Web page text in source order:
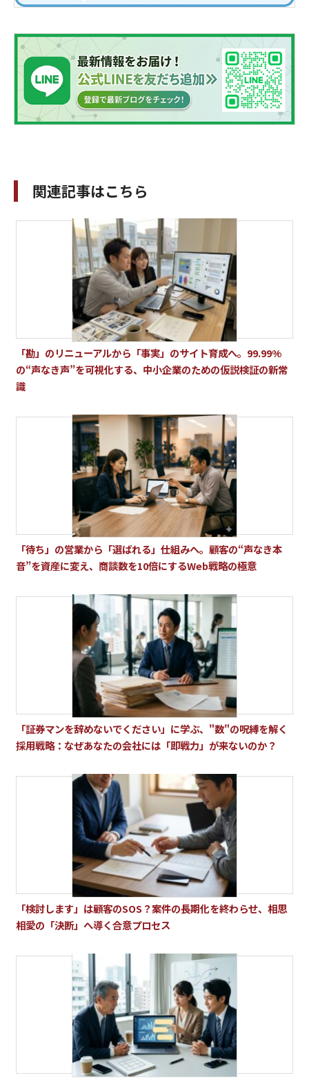
関連記事はこちら
「勘」のリニューアルから「事実」のサイト育成へ。99.99%
の“声なき声”を可視化する、中小企業のための仮説検証の新常
識
「待ち」の営業から「選ばれる」仕組みへ。顧客の“声なき本
音”を資産に変え、商談数を10倍にするWeb戦略の極意
「証券マンを辞めないでください」に学ぶ、"数"の呪縛を解く
採用戦略：なぜあなたの会社には「即戦力」が来ないのか？
「検討します」は顧客のSOS？案件の長期化を終わらせ、相思
相愛の「決断」へ導く合意プロセス